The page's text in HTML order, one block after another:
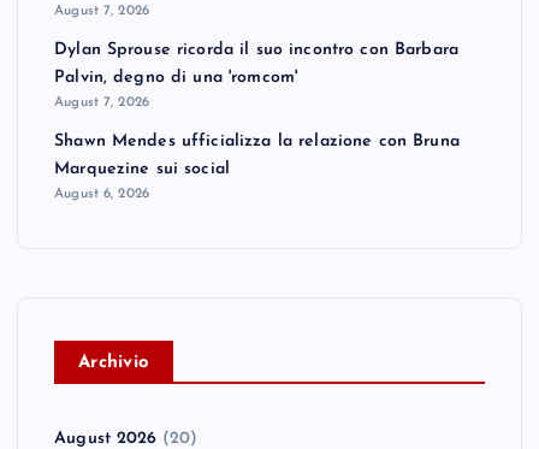
August 7, 2026
Dylan Sprouse ricorda il suo incontro con Barbara
Palvin, degno di una 'romcom'
August 7, 2026
Shawn Mendes ufficializza la relazione con Bruna
Marquezine sui social
August 6, 2026
Archivio
August 2026 (20)